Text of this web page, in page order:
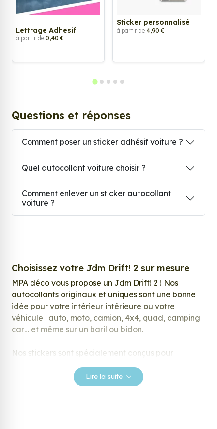
Lettrage Adhesif
à partir de 0,40 €
Sticker personnalisé
à partir de 4,90 €
Questions et réponses
Comment poser un sticker adhésif voiture ?
Quel autocollant voiture choisir ?
Comment enlever un sticker autocollant
voiture ?
Choisissez votre Jdm Drift! 2 sur mesure
MPA déco vous propose un Jdm Drift! 2 ! Nos
autocollants originaux et uniques sont une bonne
idée pour votre intérieur intérieure ou votre
véhicule : auto, moto, camion, 4x4, quad, camping
car… et même sur un baril ou bidon.
Nos stickers sont spécialement conçus pour
notre large gamme de stickers.
Lire la suite